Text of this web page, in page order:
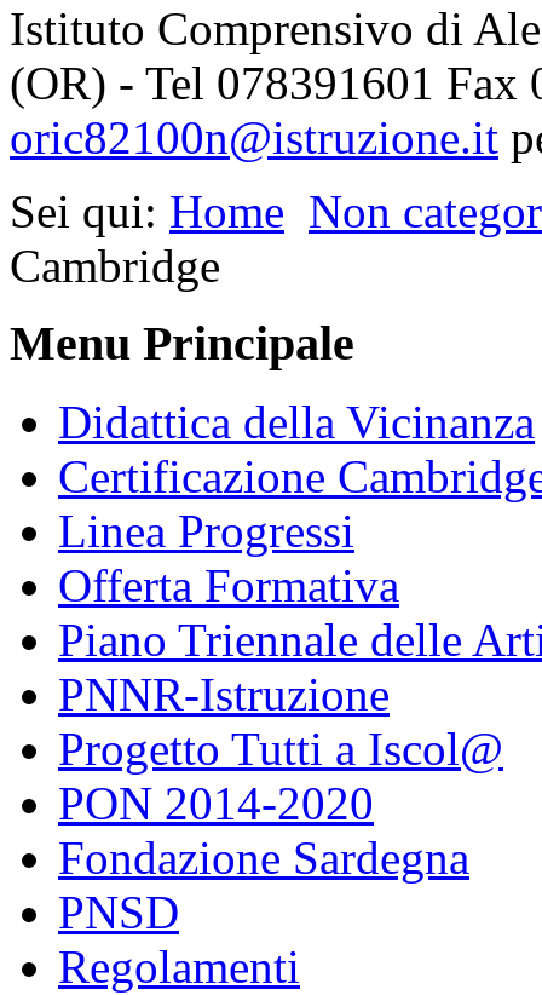
Istituto Comprensivo di
(OR) - Tel 078391601 Fax
oric82100n@istruzione.it
Sei qui: Home Non
Cambridge
Menu Principale
Didattica della Vicinanza
Certificazione
Linea Progressi
Offerta Formativa
Piano Triennale delle
PNNR-Istruzione
Progetto Tutti a Iscol@
PON 2014-2020
Fondazione Sardegna
PNSD
Regolamenti